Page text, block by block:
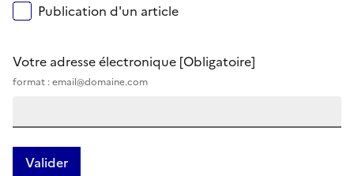
Publication d'un article
Votre adresse électronique [Obligatoire]
format : email@domaine.com